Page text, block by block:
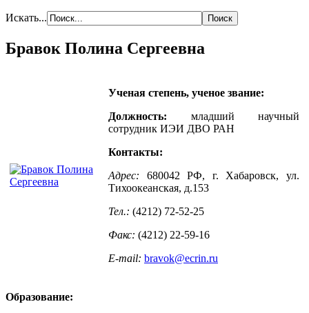
Искать...
Бравок Полина Сергеевна
Ученая степень, ученое звание:
Должность: младший научный
сотрудник ИЭИ ДВО РАН
Контакты:
Адрес: 680042 РФ, г. Хабаровск, ул.
Тихоокеанская, д.153
Тел.: (4212) 72-52-25
Факс: (4212) 22-59-16
E-mail: bravok@ecrin.ru
Образование: